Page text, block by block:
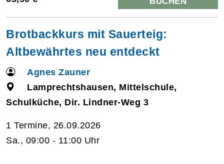
Brotbackkurs mit Sauerteig:
Altbewährtes neu entdeckt
Agnes Zauner
Lamprechtshausen, Mittelschule,
Schulküche, Dir. Lindner-Weg 3
1 Termine, 26.09.2026
Sa., 09:00 - 11:00 Uhr